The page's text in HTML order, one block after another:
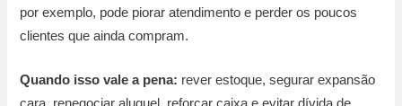
por exemplo, pode piorar atendimento e perder os poucos
clientes que ainda compram.
Quando isso vale a pena: rever estoque, segurar expansão